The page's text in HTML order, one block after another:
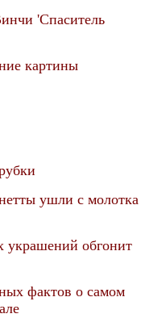
'Спаситель
картины
ушли с молотка
обгонит
фактов о самом